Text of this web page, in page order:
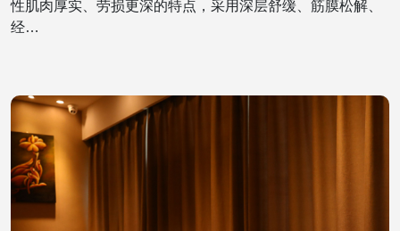
性肌肉厚实、劳损更深的特点，采用深层舒缓、筋膜松解、
经…